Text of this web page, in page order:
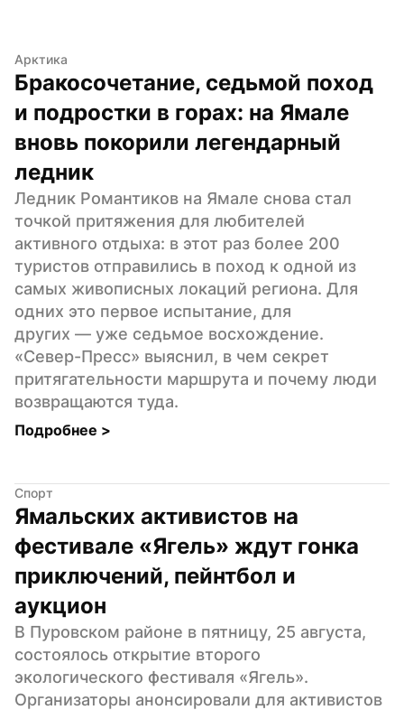
Арктика
Бракосочетание, седьмой поход
и подростки в горах: на Ямале
вновь покорили легендарный
ледник
Ледник Романтиков на Ямале снова стал
точкой притяжения для любителей
активного отдыха: в этот раз более 200
туристов отправились в поход к одной из
самых живописных локаций региона. Для
одних это первое испытание, для
других — уже седьмое восхождение.
«Север-Пресс» выяснил, в чем секрет
притягательности маршрута и почему люди
возвращаются туда.
Подробнее >
Спорт
Ямальских активистов на
фестивале «Ягель» ждут гонка
приключений, пейнтбол и
аукцион
В Пуровском районе в пятницу, 25 августа,
состоялось открытие второго
экологического фестиваля «Ягель».
Организаторы анонсировали для активистов